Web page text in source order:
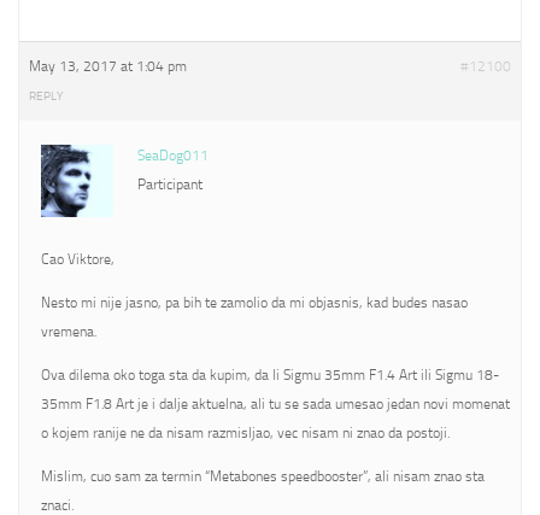
May 13, 2017 at 1:04 pm #12100
REPLY
SeaDog011
Participant
Cao Viktore,
Nesto mi nije jasno, pa bih te zamolio da mi objasnis, kad budes nasao
vremena.
Ova dilema oko toga sta da kupim, da li Sigmu 35mm F1.4 Art ili Sigmu 18-
35mm F1.8 Art je i dalje aktuelna, ali tu se sada umesao jedan novi momenat
o kojem ranije ne da nisam razmisljao, vec nisam ni znao da postoji.
Mislim, cuo sam za termin “Metabones speedbooster”, ali nisam znao sta
znaci.